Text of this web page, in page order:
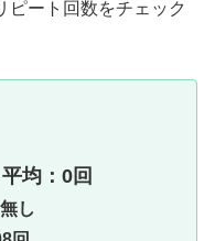
ピート回数をチェック
均：0回
し